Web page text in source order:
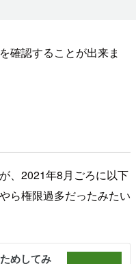
確認することが出来ま
、2021年8月ごろに以下
ら権限過多だったみたい